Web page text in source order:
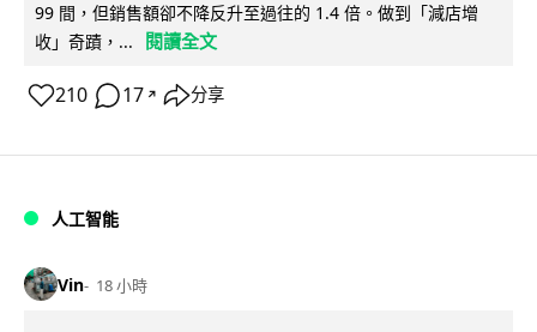
99 間，但銷售額卻不降反升至過往的 1.4 倍。做到「減店增
收」奇蹟，...
閱讀全文
210 17 ↗ 分享
人工智能
Vin 18 小時